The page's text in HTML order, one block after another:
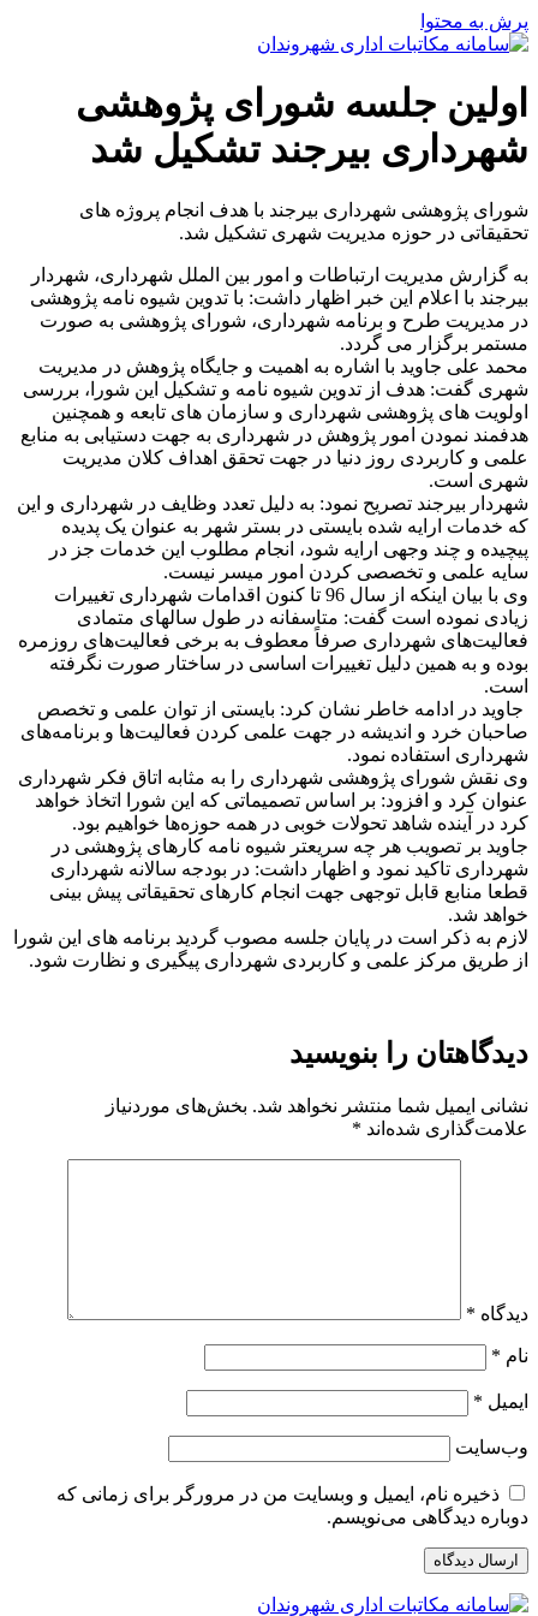
پرش به محتوا
اولین جلسه شورای پژوهشی
شهرداری بیرجند تشکیل شد
شورای پژوهشی شهرداری بیرجند با هدف انجام پروژه های
تحقیقاتی در حوزه مدیریت شهری تشکیل شد.
به گزارش مدیریت ارتباطات و امور بین الملل شهرداری، شهردار
بیرجند با اعلام این خبر اظهار داشت: با تدوین شیوه نامه پژوهشی
در مدیریت طرح و برنامه شهرداری، شورای پژوهشی به صورت
مستمر برگزار می گردد.
محمد علی جاوید با اشاره به اهمیت و جایگاه پژوهش در مدیریت
شهری گفت: هدف از تدوین شیوه نامه و تشکیل این شورا، بررسی
اولویت های پژوهشی شهرداری و سازمان های تابعه و همچنین
هدفمند نمودن امور پژوهش در شهرداری به جهت دستیابی به منابع
علمی و کاربردی روز دنیا در جهت تحقق اهداف کلان مدیریت
شهری است.
شهردار بیرجند تصریح نمود: به دلیل تعدد وظایف در شهرداری و این
که خدمات ارایه شده بایستی در بستر شهر به عنوان یک پدیده
پیچیده و چند وجهی ارایه شود‌، انجام مطلوب این خدمات جز در
سایه علمی و تخصصی کردن امور میسر نیست.
وی با بیان اینکه از سال 96 تا کنون اقدامات شهرداری تغییرات
زیادی نموده است گفت: متاسفانه در طول سالهای متمادی
فعالیت‌های شهرداری صرفاً معطوف به برخی فعالیت‌های روز‌مره
بوده و به همین دلیل تغییرات اساسی در ساختار صورت نگرفته
است.
جاوید در ادامه خاطر نشان کرد: بایستی از توان علمی و تخصص
صاحبان خرد و اندیشه در جهت علمی کردن فعالیت‌ها و برنامه‌های
شهرداری استفاده نمود.
وی نقش شورای پژوهشی شهرداری را به مثابه اتاق فکر شهرداری
عنوان کرد و افزود‌: بر اساس تصمیماتی که این شورا اتخاذ خواهد
کرد در آینده شاهد تحولات خوبی در همه حوزه‌ها خواهیم بود.
جاوید بر تصویب هر چه سریعتر شیوه نامه کارهای پژوهشی در
شهرداری تاکید نمود و اظهار داشت: در بودجه سالانه شهرداری
قطعا منابع قابل توجهی جهت انجام کارهای تحقیقاتی پیش بینی
خواهد شد.
لازم به ذکر است در پایان جلسه مصوب گردید برنامه های این شورا
از طریق مرکز علمی و کاربردی شهرداری پیگیری و نظارت شود.
دیدگاهتان را بنویسید
نشانی ایمیل شما منتشر نخواهد شد. بخش‌های موردنیاز
علامت‌گذاری شده‌اند *
دیدگاه *
نام *
ایمیل *
وب‌سایت
ذخیره نام، ایمیل و وبسایت من در مرورگر برای زمانی که
دوباره دیدگاهی می‌نویسم.